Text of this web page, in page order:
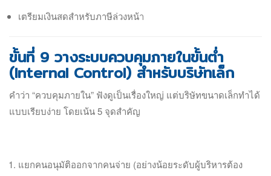
เตรียมเงินสดสำหรับภาษีล่วงหน้า
ขั้นที่ 9 วางระบบควบคุมภายในขั้นต่ำ
(Internal Control) สำหรับบริษัทเล็ก
คำว่า “ควบคุมภายใน” ฟังดูเป็นเรื่องใหญ่ แต่บริษัทขนาดเล็กทำได้
แบบเรียบง่าย โดยเน้น 5 จุดสำคัญ
แยกคนอนุมัติออกจากคนจ่าย (อย่างน้อยระดับผู้บริหารต้อง